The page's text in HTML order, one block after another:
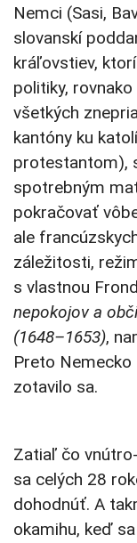
Nemci (Sasi,
slovanskí
kráľovstiev,
politiky,
všetkých
kantóny ku
protestantom),
spotrebným
pokračovať
ale
záležitosti,
s vlastnou
nepokojov a
(1648–1653),
Preto
zotavilo sa.
Zatiaľ čo
sa celých 28
dohodnúť. A
okamihu, keď